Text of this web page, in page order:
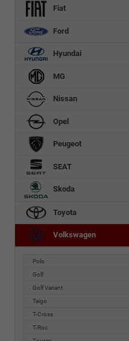
Fiat
Ford
Hyundai
MG
Nissan
Opel
Peugeot
SEAT
Skoda
Toyota
Volkswagen
Polo
Golf
Golf Variant
Taigo
T-Cross
T-Roc